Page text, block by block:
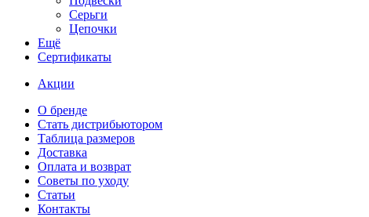
Серьги
Цепочки
Ещё
Сертификаты
Акции
О бренде
Стать дистрибьютором
Таблица размеров
Доставка
Оплата и возврат
Советы по уходу
Статьи
Контакты